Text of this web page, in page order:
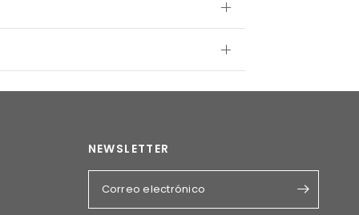
NEWSLETTER
Correo electrónico